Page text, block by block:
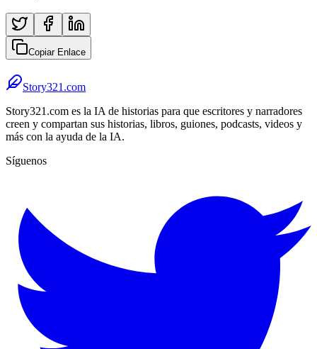
Copiar Enlace
Story321.com
Story321.com es la IA de historias para que escritores y narradores
creen y compartan sus historias, libros, guiones, podcasts, videos y
más con la ayuda de la IA.
Síguenos